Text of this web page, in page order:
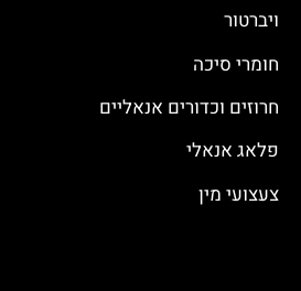
ויברטור
חומרי סיכה
חרוזים וכדורים אנאליים
פלאג אנאלי
צעצועי מין